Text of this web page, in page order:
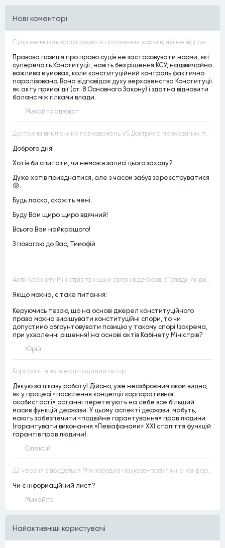
Нові коментарі
Суди не мають застосовувати положення законів, які не відповідають Конституції, незалежно від того, чи визнавалися вони Конституційним Судом України неконституційними, тобто закони, що суперечать Конституції України не можуть застосовуватися навіть у випадках, коли вони є чинними
Правова позиція про право судів не застосовувати норми, які
суперечать Конституції, навіть без рішення КСУ, надзвичайно
важлива в умовах, коли конституційний контроль фактично
паралізовано. Вона відповідає духу верховенства Конституції
як акту прямої дії (ст. 8 Основного Закону) і здатна відновити
баланс між гілками влади.
Михайло адвокат
Доктрина виключних повноважень VS Доктрина прихованих повноважень
Доброго дня!
Хотів би спитати, чи немає в записі цього заходу?
Дуже хотів приєднатися, але з часом забув зареєструватися
😰.
Будь ласка, скажіть мені.
Буду Вам щиро щиро вдячний!
Всього Вам найкращого!
З повагою до Вас, Тимофій
Акти Кабінету Міністрів та інших органів державної влади як джерела конституційного права
Якщо можна, є таке питання:
Керуючись тезою, що на основі джерел конституційного
права можна вирішувати конституційні спори, то чи
допустимо обґрунтовувати позицію у такому спорі (зокрема,
при ухваленні рішення) на основі актів Кабінету Міністрів?
Юрій
Корпорація як конституційний актор
Дякую за цікаву роботу! Дійсно, уже неозброєним оком видно,
як у процесі «посилення концепції корпоративної
особистості» останні перетягують на себе все більший
масив функцій держави. У цьому аспекті держави, мабуть,
мають забезпечити «подвійне гарантування» прав людини
(гарантувати виконання «Левіафанами» ХХІ століття функцій
гарантів прав людини).
Олексій
22 червня відбудеться Міжнародна науково-практична конференція “Конституційна демократія в умовах загроз територіальній цілісності та національній безпеці”
Чи є інформаційний лист?
Михайло
Найактивнiшi користувачi